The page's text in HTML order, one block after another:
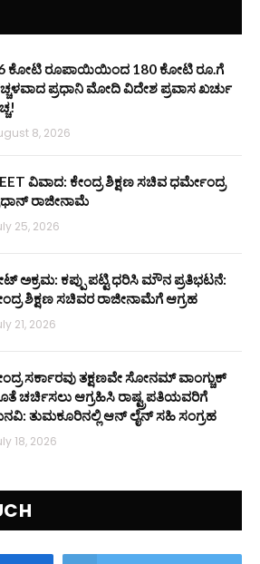
ಕೋಟಿ ರೂಪಾಯಿಯಿಂದ 180 ಕೋಟಿ ರೂ.ಗೆ
ಪ್ರಧಾನಿ ಮೋದಿ ವಿದೇಶ ಪ್ರವಾಸ ಖರ್ಚು
8, 2026
ವಿವಾದ: ಕೇಂದ್ರ ಶಿಕ್ಷಣ ಸಚಿವ ಧರ್ಮೇಂದ್ರ
ರಾಜೀನಾಮೆ
25, 2026
ಅಕ್ರಮ: ಕಪ್ಪು ಪಟ್ಟಿ ಧರಿಸಿ ಮೌನ ಪ್ರತಿಭಟನೆ:
ಶಿಕ್ಷಣ ಸಚಿವರ ರಾಜೀನಾಮೆಗೆ ಆಗ್ರಹ
21, 2026
ಸರ್ಕಾರವು ತಕ್ಷಣವೇ ಸೋನಮ್ ವಾಂಗ್ಚುಕ್
ಚರ್ಚಿಸಲು ಆಗ್ರಹಿಸಿ ರಾಷ್ಟ್ರಪತಿಯವರಿಗೆ
ತುಮಕೂರಿನಲ್ಲಿ ಆನ್‌ ಲೈನ್ ಸಹಿ ಸಂಗ್ರಹ
18, 2026